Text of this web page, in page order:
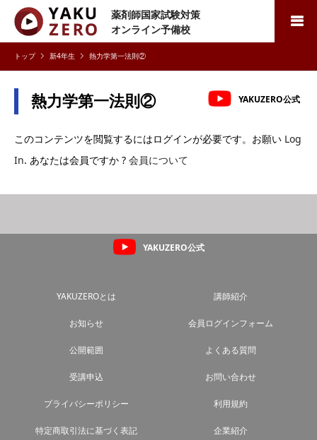
薬剤師国家試験対策
オンライン予備校
検索
新4年生 熱力学第一法則②
熱力学第一法則② YAKUZERO公式
このコンテンツを閲覧するにはログインが必要です。お願い Log
In. あなたは会員ですか ? 会員について
YAKUZERO公式
YAKUZEROとは 講師紹介
お知らせ 会員ログインフォーム
公開範囲 よくある質問
受講申込 お問い合わせ
プライバシーポリシー 利用規約
特定商取引法に基づく表記 企業紹介